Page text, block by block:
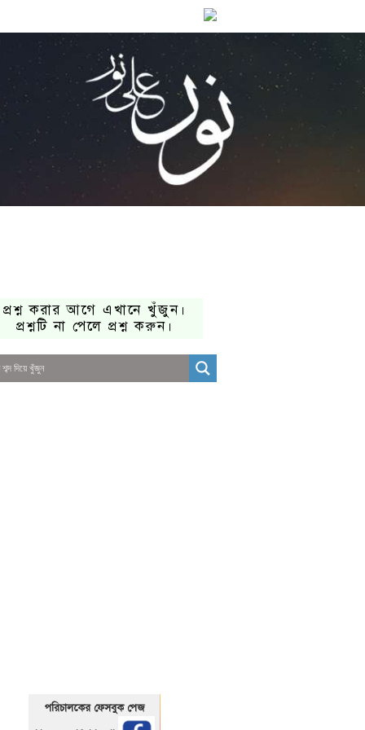
প্রশ্ন করার আগে এখানে খুঁজুন।
প্রশ্নটি না পেলে প্রশ্ন করুন।
পরিচালকের ফেসবুক পেজ